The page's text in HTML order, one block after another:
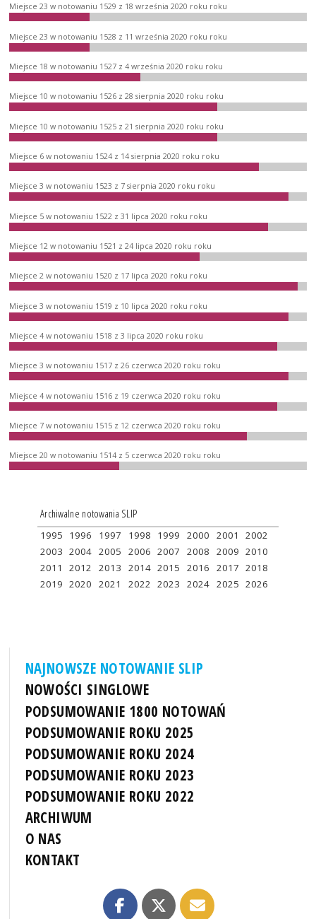
Miejsce 23 w notowaniu 1529 z 18 września 2020 roku roku
Miejsce 23 w notowaniu 1528 z 11 września 2020 roku roku
Miejsce 18 w notowaniu 1527 z 4 września 2020 roku roku
Miejsce 10 w notowaniu 1526 z 28 sierpnia 2020 roku roku
Miejsce 10 w notowaniu 1525 z 21 sierpnia 2020 roku roku
Miejsce 6 w notowaniu 1524 z 14 sierpnia 2020 roku roku
Miejsce 3 w notowaniu 1523 z 7 sierpnia 2020 roku roku
Miejsce 5 w notowaniu 1522 z 31 lipca 2020 roku roku
Miejsce 12 w notowaniu 1521 z 24 lipca 2020 roku roku
Miejsce 2 w notowaniu 1520 z 17 lipca 2020 roku roku
Miejsce 3 w notowaniu 1519 z 10 lipca 2020 roku roku
Miejsce 4 w notowaniu 1518 z 3 lipca 2020 roku roku
Miejsce 3 w notowaniu 1517 z 26 czerwca 2020 roku roku
Miejsce 4 w notowaniu 1516 z 19 czerwca 2020 roku roku
Miejsce 7 w notowaniu 1515 z 12 czerwca 2020 roku roku
Miejsce 20 w notowaniu 1514 z 5 czerwca 2020 roku roku
Archiwalne notowania SLIP
1995 1996 1997 1998 1999 2000 2001
2002
2003 2004 2005 2006 2007 2008 2009 2010
2011
2012 2013 2014 2015 2016 2017 2018
2019 2020 2021 2022 2023 2024 2025 2026
NAJNOWSZE NOTOWANIE SLIP
NOWOŚCI SINGLOWE
PODSUMOWANIE 1800 NOTOWAŃ
PODSUMOWANIE ROKU 2025
PODSUMOWANIE ROKU 2024
PODSUMOWANIE ROKU 2023
PODSUMOWANIE ROKU 2022
ARCHIWUM
O NAS
KONTAKT